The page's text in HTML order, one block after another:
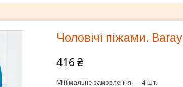
Чоловічі піжами. Baray
416 ₴
Мінімальне замовлення — 4 шт.